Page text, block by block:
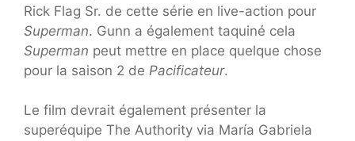
Rick Flag Sr. de cette série en live-action pour
Superman. Gunn a également taquiné cela
Superman peut mettre en place quelque chose
pour la saison 2 de Pacificateur.
Le film devrait également présenter la
superéquipe The Authority via María Gabriela